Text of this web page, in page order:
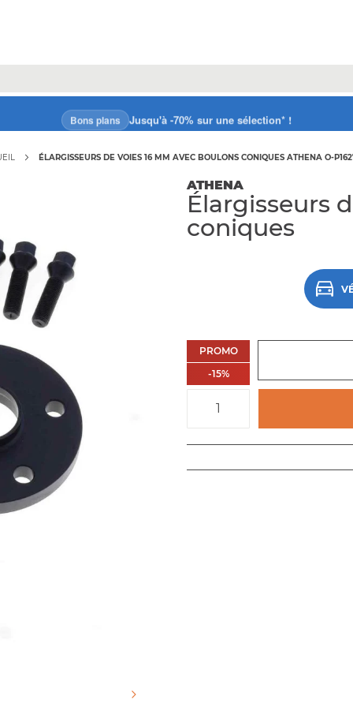
Bons plans Jusqu'à -70% sur une sélection* !
ÉLARGISSEURS DE VOIES 16 MM AVEC BOULONS CONIQUES ATHENA O-
ATHENA
Élargisseurs
coniques
PROMO
-15%